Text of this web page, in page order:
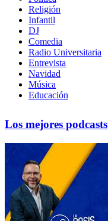
Religión
Infantil
DJ
Comedia
Radio Universitaria
Entrevista
Navidad
Música
Educación
Los mejores podcasts